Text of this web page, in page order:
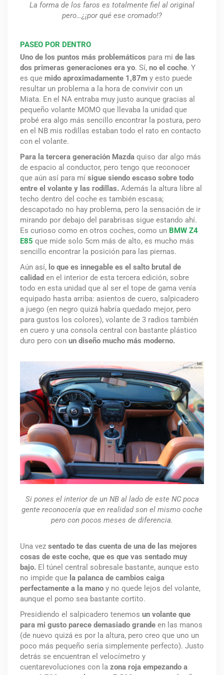
La forma de los faros es totalmente fiel al original
pero…¿¡por qué ese cromado!?
PASEO POR DENTRO
Uno de los puntos más problemáticos para mi de las
dos primeras generaciones era yo. Sí, no el coche. Y
es que mido aproximadamente 1,87m y esto puede
resultar un problema a la hora de convivir con un
Miata. En el NA entraba muy justo aunque gracias al
pequeño volante MOMO que llevaba la unidad que
probé era algo más sencillo encontrar la postura, pero
en el NB mis rodillas estaban todo el rato en contacto
con el volante.
Para la tercera generación Mazda quiso dar algo más
de espacio al conductor, pero tengo que reconocer
que aún así para mí sigue siendo escaso sobre todo
entre el volante y las rodillas. Además la altura libre al
techo dentro del coche es también escasa;
descapotado no hay problema, pero la sensación de ir
mirando por debajo del parabrisas sigue estando ahí.
Es curioso como en otros coches, como un BMW Z4
E85 que mide solo 5cm más de alto, es mucho más
sencillo encontrar la posición para las piernas.
Aún así, lo que es innegable es el salto brutal de
calidad en el interior de esta tercera edición, sobre
todo en esta unidad que al ser el tope de gama venía
equipado hasta arriba: asientos de cuero, salpicadero
a juego (en negro quizá habría quedado mejor, pero
para gustos los colores), volante de 3 radios también
en cuero y una consola central con bastante plástico
duro pero con un diseño mucho más moderno.
Si pones el interior de un NB al lado de este NC poca
gente reconocería que en realidad son el mismo coche
pero con pocos meses de diferencia.
Una vez sentado te das cuenta de una de las mejores
cosas de este coche, que es que vas sentado muy
bajo. El túnel central sobresale bastante, aunque esto
no impide que la palanca de cambios caiga
perfectamente a la mano y no quede lejos del volante,
aunque el pomo sea bastante cortito.
Presidiendo el salpicadero tenemos un volante que
para mi gusto parece demasiado grande en las manos
(de nuevo quizá es por la altura, pero creo que uno un
poco más pequeño sería simplemente perfecto). Justo
detrás se encuentran el velocímetro y
cuentarevoluciones con la zona roja empezando a